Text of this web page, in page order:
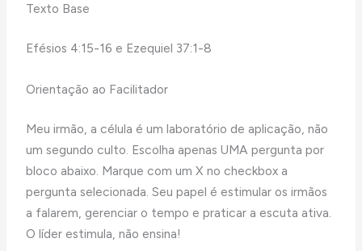
Texto Base
Efésios 4:15-16 e Ezequiel 37:1-8
Orientação ao Facilitador
Meu irmão, a célula é um laboratório de aplicação, não
um segundo culto. Escolha apenas UMA pergunta por
bloco abaixo. Marque com um X no checkbox a
pergunta selecionada. Seu papel é estimular os irmãos
a falarem, gerenciar o tempo e praticar a escuta ativa.
O líder estimula, não ensina!